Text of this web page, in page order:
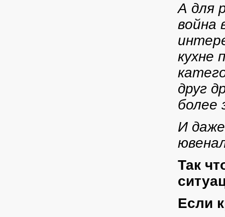
А для
война
кухне
друг
более
И
Так
Если